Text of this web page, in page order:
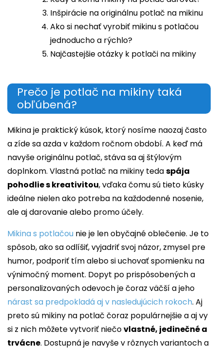
Inšpirácie na originálnu potlač na mikinu
Ako si nechať vyrobiť mikinu s potlačou
jednoducho a rýchlo?
Najčastejšie otázky k potlači na mikiny
Prečo je potlač na mikiny taká
obľúbená?
Mikina je praktický kúsok, ktorý nosíme naozaj často
a zíde sa azda v každom ročnom období. A keď má
navyše originálnu potlač, stáva sa aj štýlovým
doplnkom. Vlastná potlač na mikiny tedaspája
pohodlie s kreativitou, vďaka čomu sú tieto kúsky
ideálne nielen ako potreba na každodenné nosenie,
ale aj darovanie alebo promo účely.
Mikina s potlačou nie je len obyčajné oblečenie. Je to
spôsob, ako sa odlíšiť, vyjadriť svoj názor, zmysel pre
humor, podporiť tím alebo si uchovať spomienku na
výnimočný moment. Dopyt po prispôsobených a
personalizovaných odevoch je čoraz väčší a jeho
nárast sa predpokladá aj v nasledujúcich rokoch. Aj
preto sú mikiny na potlač čoraz populárnejšie a aj vy
si z nich môžete vytvoriť niečovlastné, jedinečné a
trvácne. Dostupná je navyše v rôznych variantoch a